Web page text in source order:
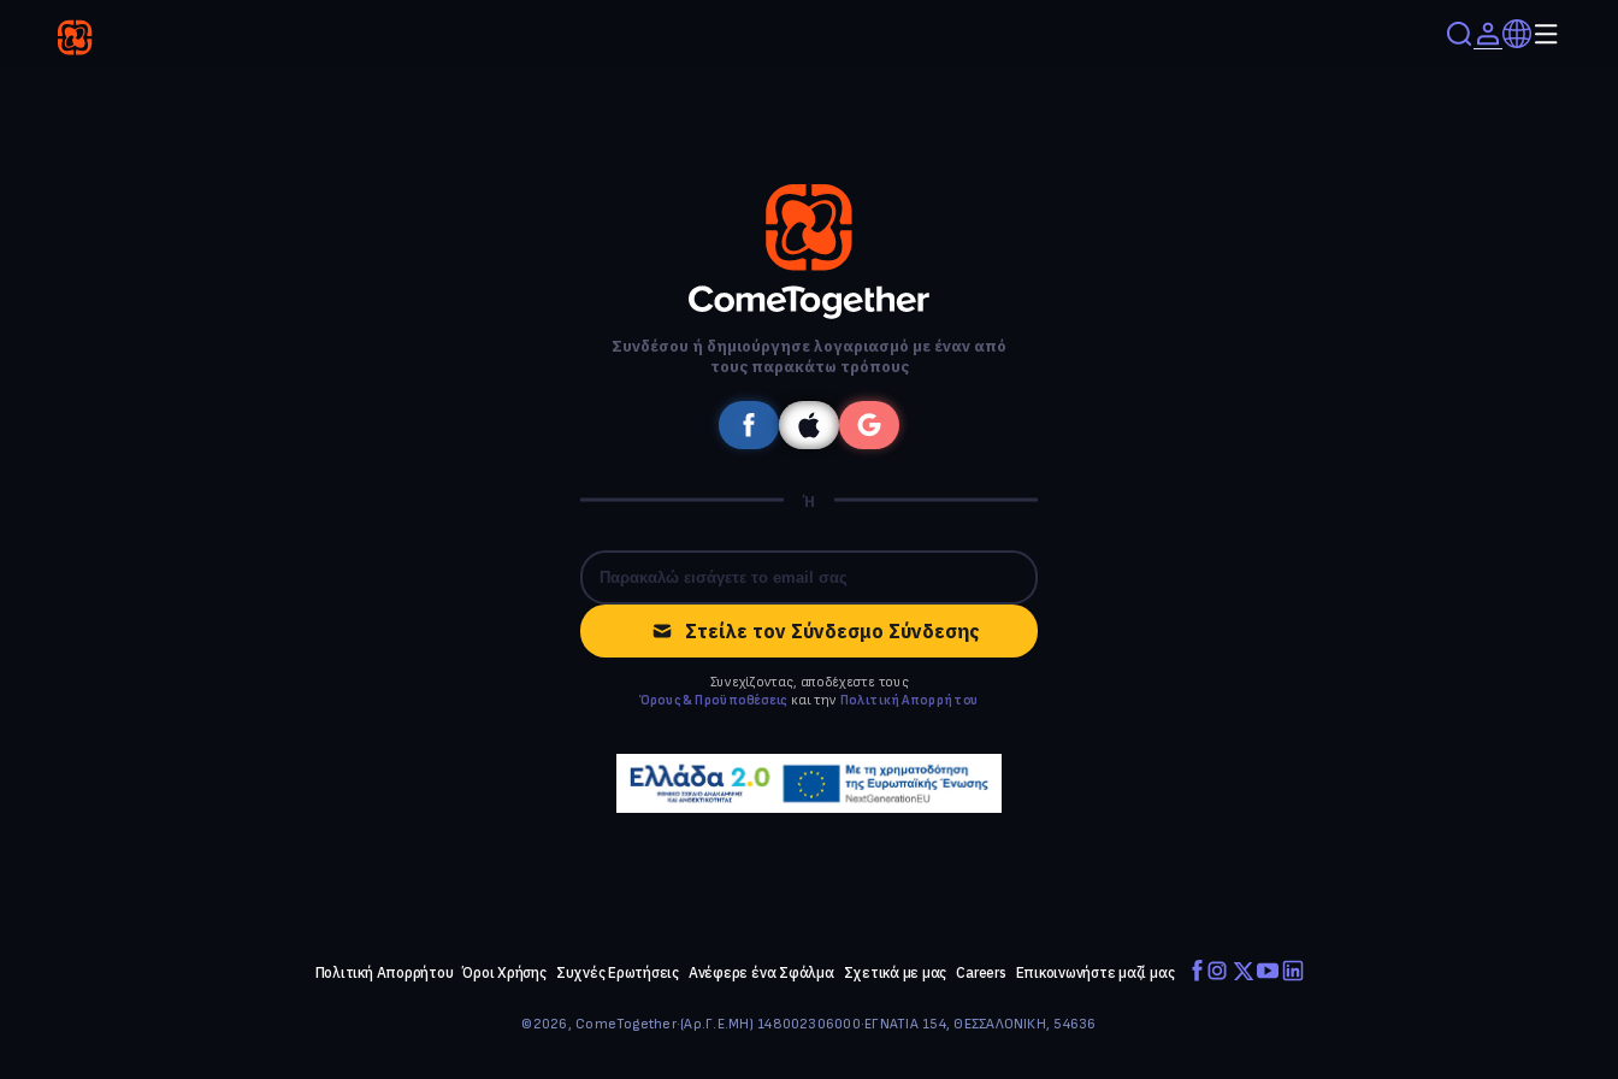
Συνδέσου ή δημιούργησε λογαριασμό με έναν από
τους παρακάτω τρόπους
Ή
Στείλε τον Σύνδεσμο Σύνδεσης
Συνεχίζοντας, αποδέχεστε τους
Όρους & Προϋποθέσεις και την Πολιτική Απορρήτου
Πολιτική Απορρήτου Όροι Χρήσης Συχνές Ερωτήσεις Ανέφερε ένα Σφάλμα Σχετικά με μας Careers Επικοινωνήστε μαζί μας
©2026, ComeTogether·(Αρ.Γ.Ε.ΜΗ) 148002306000·ΕΓΝΑΤΙΑ 154, ΘΕΣΣΑΛΟΝΙΚΗ, 54636